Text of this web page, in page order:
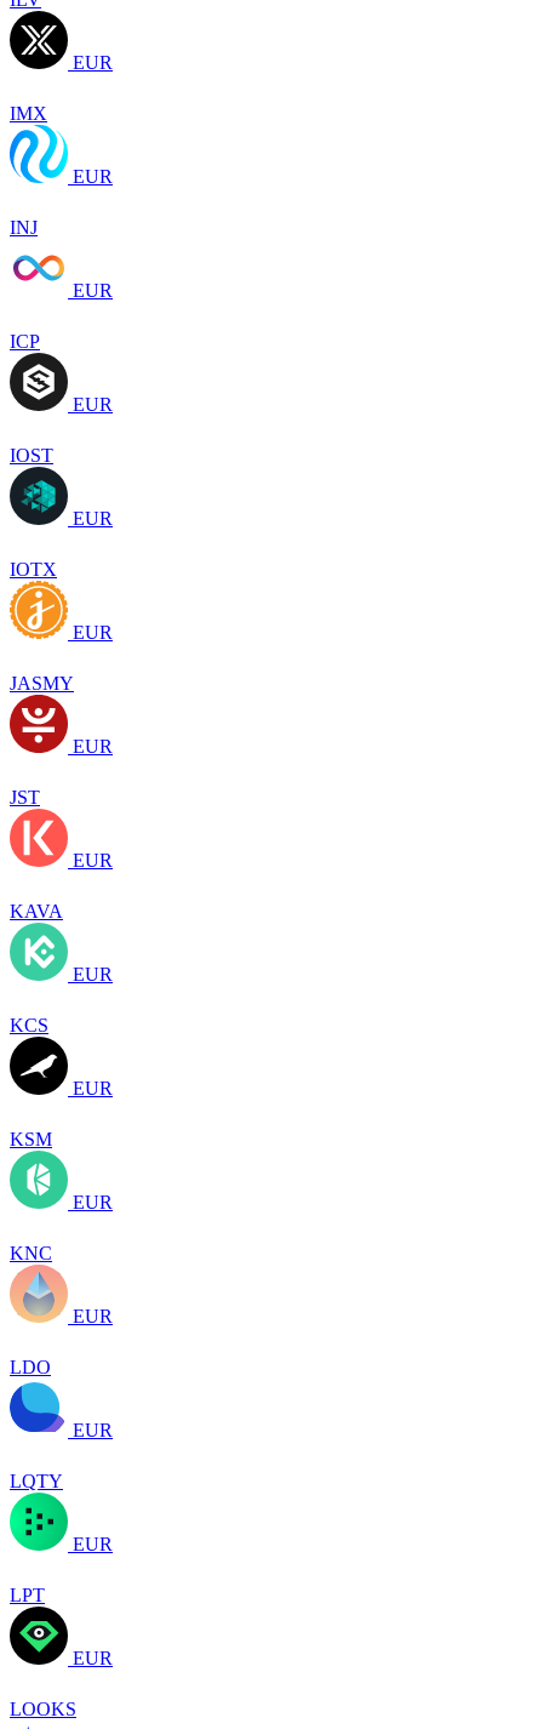
EUR
IMX
EUR
INJ
EUR
ICP
EUR
IOST
EUR
IOTX
EUR
JASMY
EUR
JST
EUR
KAVA
EUR
KCS
EUR
KSM
EUR
KNC
EUR
LDO
EUR
LQTY
EUR
LPT
EUR
LOOKS